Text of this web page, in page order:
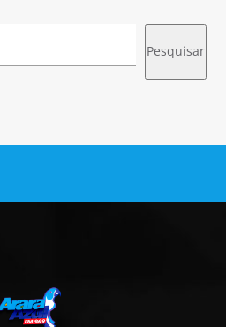
Pesquisar